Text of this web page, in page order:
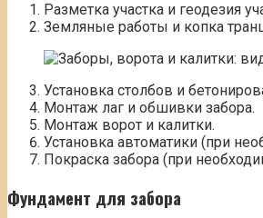
Разметка участка и геодезия
Земляные работы и копка
Установка столбов и
Монтаж лаг и обшивки забора.
Монтаж ворот и калитки.
Установка автоматики (при
Покраска забора (при
Фундамент для забора